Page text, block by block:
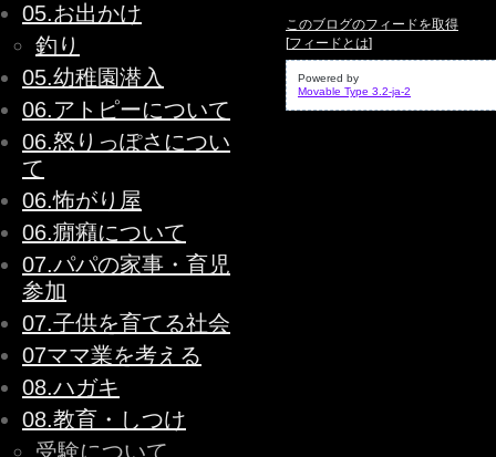
05.お出かけ
釣り
05.幼稚園潜入
06.アトピーについて
06.怒りっぽさについ
て
06.怖がり屋
06.癇癪について
07.パパの家事・育児
参加
07.子供を育てる社会
07ママ業を考える
08.ハガキ
08.教育・しつけ
受験について
このブログのフィードを取得
[フィードとは]
Powered by
Movable Type 3.2-ja-2